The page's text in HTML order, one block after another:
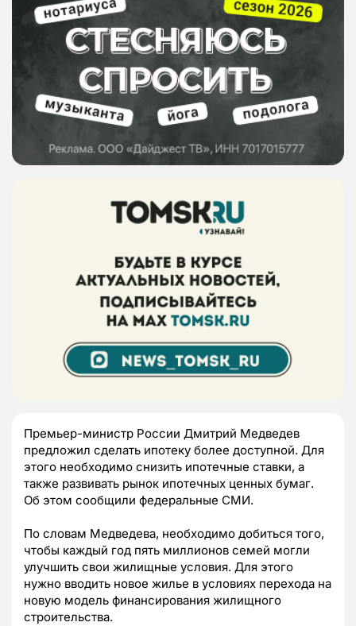
Премьер-министр России Дмитрий Медведев
предложил сделать ипотеку более доступной. Для
этого необходимо снизить ипотечные ставки, а
также развивать рынок ипотечных ценных бумаг.
Об этом сообщили федеральные СМИ.
По словам Медведева, необходимо добиться того,
чтобы каждый год пять миллионов семей могли
улучшить свои жилищные условия. Для этого
нужно вводить новое жилье в условиях перехода на
новую модель финансирования жилищного
строительства.